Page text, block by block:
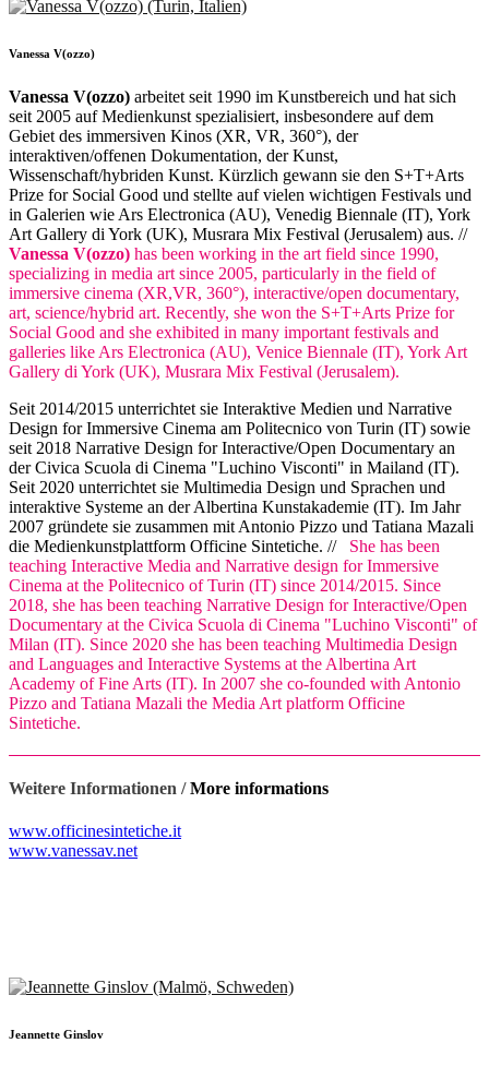
Vanessa V(ozzo)
Vanessa V(ozzo) arbeitet seit 1990 im Kunstbereich und hat sich
seit 2005 auf Medienkunst spezialisiert, insbesondere auf dem
Gebiet des immersiven Kinos (XR, VR, 360°), der
interaktiven/offenen Dokumentation, der Kunst,
Wissenschaft/hybriden Kunst. Kürzlich gewann sie den S+T+Arts
Prize for Social Good und stellte auf vielen wichtigen Festivals und
in Galerien wie Ars Electronica (AU), Venedig Biennale (IT), York
Art Gallery di York (UK), Musrara Mix Festival (Jerusalem) aus. //
Vanessa V(ozzo) has been working in the art field since 1990,
specializing in media art since 2005, particularly in the field of
immersive cinema (XR,VR, 360°), interactive/open documentary,
art, science/hybrid art. Recently, she won the S+T+Arts Prize for
Social Good and she exhibited in many important festivals and
galleries like Ars Electronica (AU), Venice Biennale (IT), York Art
Gallery di York (UK), Musrara Mix Festival (Jerusalem).
Seit 2014/2015 unterrichtet sie Interaktive Medien und Narrative
Design for Immersive Cinema am Politecnico von Turin (IT) sowie
seit 2018 Narrative Design for Interactive/Open Documentary an
der Civica Scuola di Cinema "Luchino Visconti" in Mailand (IT).
Seit 2020 unterrichtet sie Multimedia Design und Sprachen und
interaktive Systeme an der Albertina Kunstakademie (IT). Im Jahr
2007 gründete sie zusammen mit Antonio Pizzo und Tatiana Mazali
die Medienkunstplattform Officine Sintetiche. // She has been
teaching Interactive Media and Narrative design for Immersive
Cinema at the Politecnico of Turin (IT) since 2014/2015. Since
2018, she has been teaching Narrative Design for Interactive/Open
Documentary at the Civica Scuola di Cinema "Luchino Visconti" of
Milan (IT). Since 2020 she has been teaching Multimedia Design
and Languages and Interactive Systems at the Albertina Art
Academy of Fine Arts (IT). In 2007 she co-founded with Antonio
Pizzo and Tatiana Mazali the Media Art platform Officine
Sintetiche.
Weitere Informationen /More informations
www.officinesintetiche.it
www.vanessav.net
Jeannette Ginslov